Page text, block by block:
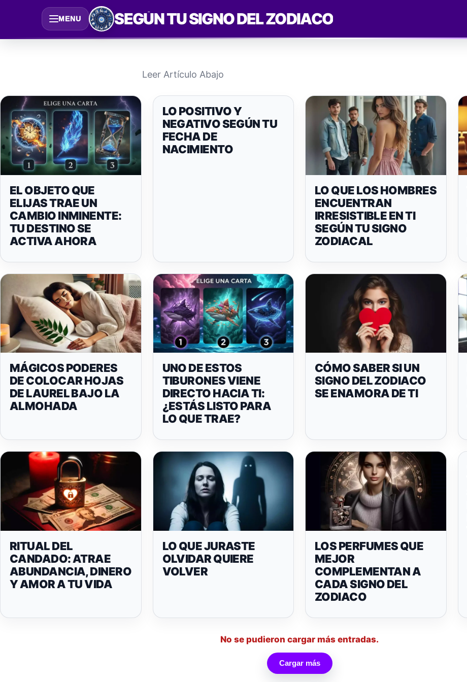
contenido
MENU SEGÚN TU SIGNO DEL ZODIACO
Leer Artículo Abajo
EL OBJETO QUE
ELIJAS TRAE UN
CAMBIO INMINENTE:
TU DESTINO SE
ACTIVA AHORA
LO POSITIVO Y
NEGATIVO SEGÚN TU
FECHA DE
NACIMIENTO
LO QUE LOS HOMBRES
ENCUENTRAN
IRRESISTIBLE EN TI
SEGÚN TU SIGNO
ZODIACAL
MÁGICOS PODERES
DE COLOCAR HOJAS
DE LAUREL BAJO LA
ALMOHADA
UNO DE ESTOS
TIBURONES VIENE
DIRECTO HACIA TI:
¿ESTÁS LISTO PARA
LO QUE TRAE?
CÓMO SABER SI UN
SIGNO DEL ZODIACO
SE ENAMORA DE TI
RITUAL DEL
CANDADO: ATRAE
ABUNDANCIA, DINERO
Y AMOR A TU VIDA
LO QUE JURASTE
OLVIDAR QUIERE
VOLVER
LOS PERFUMES QUE
MEJOR
COMPLEMENTAN A
CADA SIGNO DEL
ZODIACO
No se pudieron cargar más entradas.
Cargar más